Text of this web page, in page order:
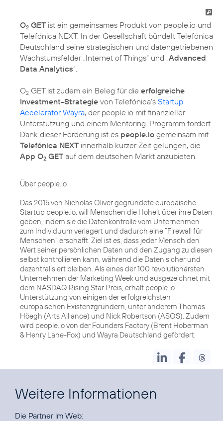
O2 GET ist ein gemeinsames Produkt von people.io und
Telefónica NEXT. In der Gesellschaft bündelt Telefónica
Deutschland seine strategischen und datengetriebenen
Wachstumsfelder „Internet of Things“ und „Advanced
Data Analytics“.
O2 GET ist zudem ein Beleg für die erfolgreiche
Investment-Strategie von Telefónica‘s Startup
Accelerator Wayra, der people.io mit finanzieller
Unterstützung und einem Mentoring-Programm fördert.
Dank dieser Förderung ist es people.io gemeinsam mit
Telefónica NEXT innerhalb kurzer Zeit gelungen, die
App O2 GET auf dem deutschen Markt anzubieten.
Über people.io
Das 2015 von Nicholas Oliver gegründete europäische
Startup people.io, will Menschen die Hoheit über ihre Daten
geben, indem sie die Datenkontrolle vom Unternehmen
zum Individuum verlagert und dadurch eine “Firewall für
Menschen” erschafft. Ziel ist es, dass jeder Mensch den
Wert seiner persönlichen Daten und den Zugang zu diesen
selbst kontrollieren kann, während die Daten sicher und
dezentralisiert bleiben. Als eines der 100 revolutionärsten
Unternehmen der Marketing Week und ausgezeichnet mit
dem NASDAQ Rising Star Preis, erhält people.io
Unterstützung von einigen der erfolgreichsten
europäischen Existenzgründern, unter anderem Thomas
Höegh (Arts Alliance) und Nick Robertson (ASOS). Zudem
wird people.io von der Founders Factory (Brent Hoberman
& Henry Lane-Fox) und Wayra Deutschland gefördert.
Weitere Informationen